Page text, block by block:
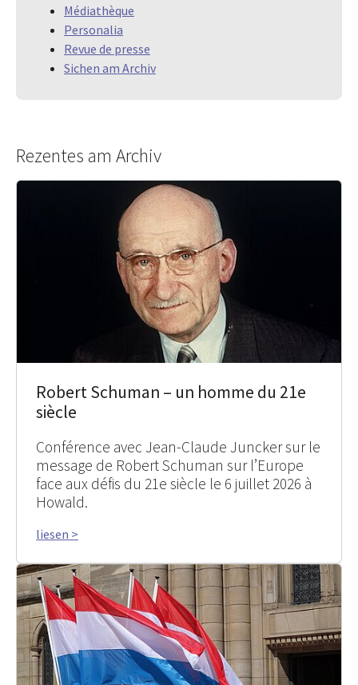
Médiathèque
Personalia
Revue de presse
Sichen am Archiv
Rezentes am Archiv
Robert Schuman – un homme du 21e
siècle
Conférence avec Jean-Claude Juncker sur le
message de Robert Schuman sur l’Europe
face aux défis du 21e siècle le 6 juillet 2026 à
Howald.
liesen >